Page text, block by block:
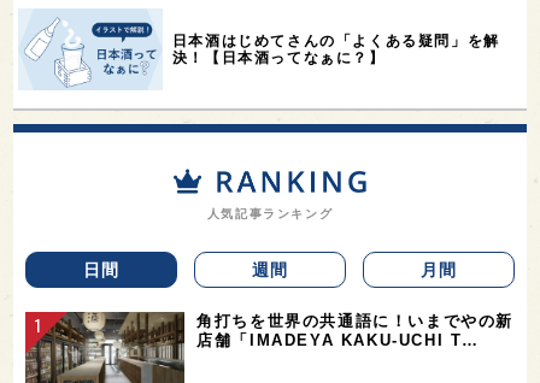
日本酒はじめてさんの「よくある疑問」を解
決！【日本酒ってなぁに？】
人気記事ランキング
日間 週間 月間
角打ちを世界の共通語に！いまでやの新
店舗「IMADEYA KAKU-UCHI T…